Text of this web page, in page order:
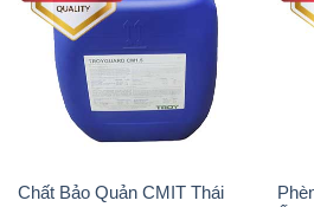
Chất Bảo Quản CMIT Thái
Lan Thailand
Ấn